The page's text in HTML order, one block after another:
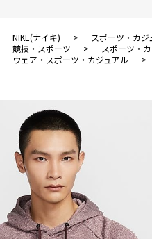
NIKE(ナイキ) > スポーツ・カジ
競技・スポーツ > スポーツ・
ウェア・スポーツ・カジュアル >